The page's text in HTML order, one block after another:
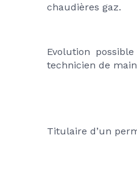
chaudières gaz.
Evolution
technicien de
Titulaire d’un